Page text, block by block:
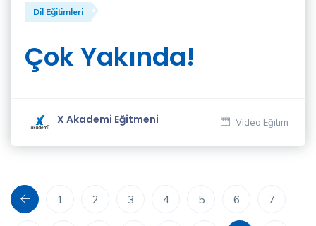
YavuzDil Eğitimleri
Çok Yakında!
X Akademi Eğitmeni Video Eğitim
Önceki1 2 3 4 5 6 7